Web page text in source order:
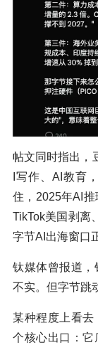
帖文同时指出，
I写作、AI教育
住，2025年AI推
TikTok美国剥离
字节AI出海窗口
钛媒体曾报道，
不实。但字节跳
某种程度上看去
个核心出口：它